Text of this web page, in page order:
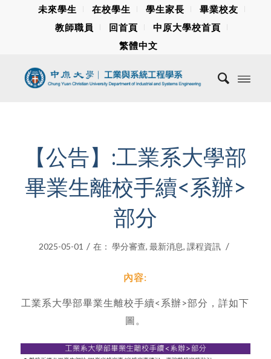
未來學生 在校學生 學生家長
畢業校友
教師職員
回首頁
中原大學校首頁
繁體中文
【公告】:工業系大學部
畢業生離校手續<系辦>
部分
2025-05-01 / 在： 學分審查, 最新消息, 課程資訊 /
內容:
工業系大學部畢業生離校手續<系辦>部分，詳如下
圖。